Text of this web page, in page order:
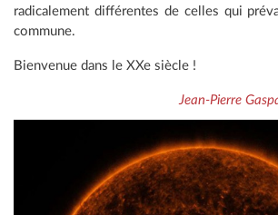
radicalement différentes de celles qui
commune.
Bienvenue dans le XXe siècle !
Jean-Pierre